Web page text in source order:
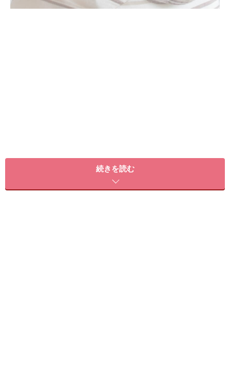
hair&make WAKO（anti）
お手入れが楽ちんでおしゃれにキマる流行のボブヘア。
続きを読む